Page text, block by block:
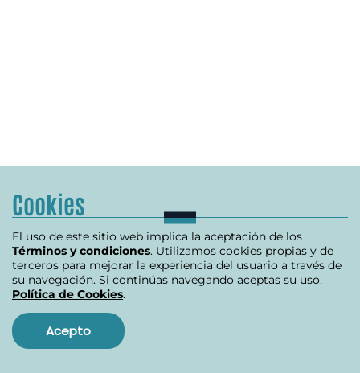
Cookies
El uso de este sitio web implica la aceptación de los
Términos y condiciones. Utilizamos cookies propias y de
terceros para mejorar la experiencia del usuario a través de
su navegación. Si continúas navegando aceptas su uso.
Política de Cookies.
Acepto